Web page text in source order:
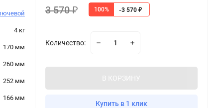
4 кг
170 мм
260 мм
252 мм
166 мм
3 570₽ 100% -3 570 ₽
Количество:
В КОРЗИНУ
Купить в 1 клик